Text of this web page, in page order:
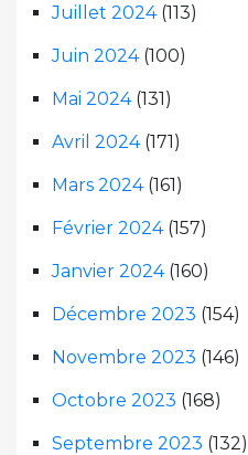
Juillet 2024(113)
Juin 2024(100)
Mai 2024(131)
Avril 2024(171)
Mars 2024(161)
Février 2024(157)
Janvier 2024(160)
Décembre 2023 (154)
Novembre 2023 (146)
Octobre 2023 (168)
Septembre 2023 (132)